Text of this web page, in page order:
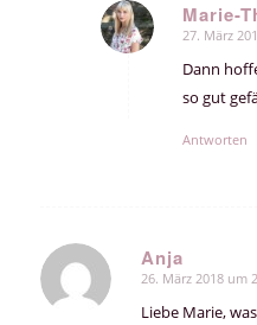
Marie-
sagte:
27. März
Dann
so gut
Antworten
Anja
sagte:
26. März 2018 um
Liebe Marie,